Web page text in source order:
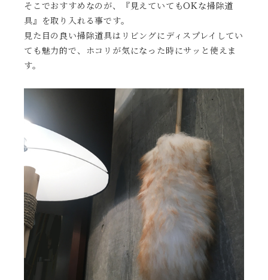
そこでおすすめなのが、『見えていてもOKな掃除道
具』を取り入れる事です。
見た目の良い掃除道具はリビングにディスプレイしてい
ても魅力的で、ホコリが気になった時にサッと使えま
す。